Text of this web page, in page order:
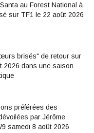
au Forest National à
sur TF1 le 22 août 2026
brisés" de retour sur
2026 dans une saison
préférées des
par Jérôme
samedi 8 août 2026